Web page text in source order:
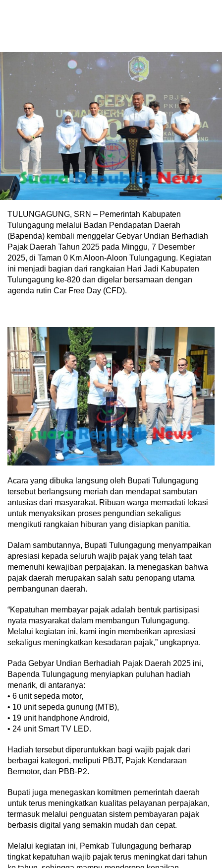
TULUNGAGUNG, SRN – Pemerintah Kabupaten
Tulungagung melalui Badan Pendapatan Daerah
(Bapenda) kembali menggelar Gebyar Undian Berhadiah
Pajak Daerah Tahun 2025 pada Minggu, 7 Desember
2025, di Taman 0 Km Aloon-Aloon Tulungagung. Kegiatan
ini menjadi bagian dari rangkaian Hari Jadi Kabupaten
Tulungagung ke-820 dan digelar bersamaan dengan
agenda rutin Car Free Day (CFD).
Acara yang dibuka langsung oleh Bupati Tulungagung
tersebut berlangsung meriah dan mendapat sambutan
antusias dari masyarakat. Ribuan warga memadati lokasi
untuk menyaksikan proses pengundian sekaligus
mengikuti rangkaian hiburan yang disiapkan panitia.
Dalam sambutannya, Bupati Tulungagung menyampaikan
apresiasi kepada seluruh wajib pajak yang telah taat
memenuhi kewajiban perpajakan. Ia menegaskan bahwa
pajak daerah merupakan salah satu penopang utama
pembangunan daerah.
“Kepatuhan membayar pajak adalah bentuk partisipasi
nyata masyarakat dalam membangun Tulungagung.
Melalui kegiatan ini, kami ingin memberikan apresiasi
sekaligus meningkatkan kesadaran pajak,” ungkapnya.
Pada Gebyar Undian Berhadiah Pajak Daerah 2025 ini,
Bapenda Tulungagung menyiapkan puluhan hadiah
menarik, di antaranya:
• 6 unit sepeda motor,
• 10 unit sepeda gunung (MTB),
• 19 unit handphone Android,
• 24 unit Smart TV LED.
Hadiah tersebut diperuntukkan bagi wajib pajak dari
berbagai kategori, meliputi PBJT, Pajak Kendaraan
Bermotor, dan PBB-P2.
Bupati juga menegaskan komitmen pemerintah daerah
untuk terus meningkatkan kualitas pelayanan perpajakan,
termasuk melalui penguatan sistem pembayaran pajak
berbasis digital yang semakin mudah dan cepat.
Melalui kegiatan ini, Pemkab Tulungagung berharap
tingkat kepatuhan wajib pajak terus meningkat dari tahun